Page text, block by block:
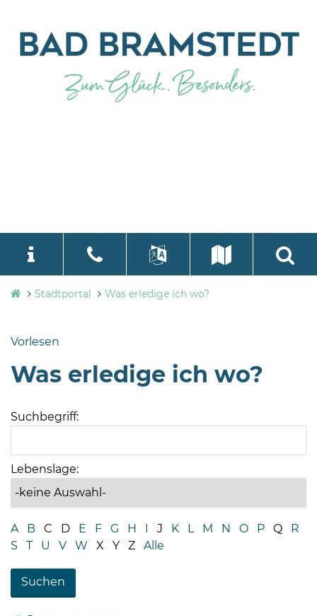
Stadtverwaltung
Bramstedt
19
04192-
zentrale@badbramstedt.de
Mo,
Fr
08
Uhr
language
Select Language
Stadtportal Was erledige ich wo?
Vorlesen
Was erledige ich wo?
Suchbegriff:
Lebenslage:
A B C D E F G H I J K L M N O P Q
R
S
T U V W X Y Z Alle